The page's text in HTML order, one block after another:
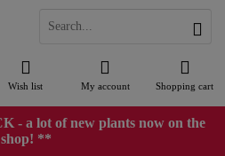
Shopping cart
Wish list My account
- a lot of new plants now on the
shop! **